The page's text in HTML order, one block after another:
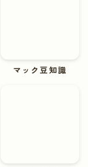
マック豆知識